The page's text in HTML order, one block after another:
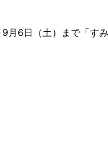
6日（土）まで「す